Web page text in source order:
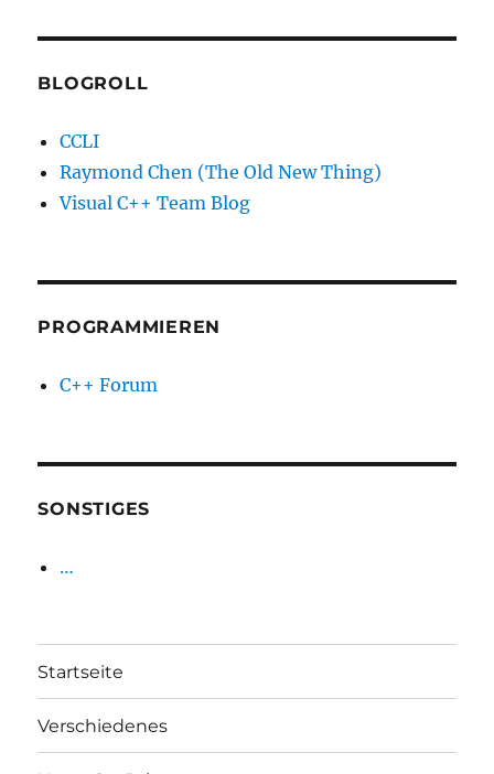
BLOGROLL
CCLI
Raymond Chen (The Old New Thing)
Visual C++ Team Blog
PROGRAMMIEREN
C++ Forum
SONSTIGES
…
Startseite
Verschiedenes